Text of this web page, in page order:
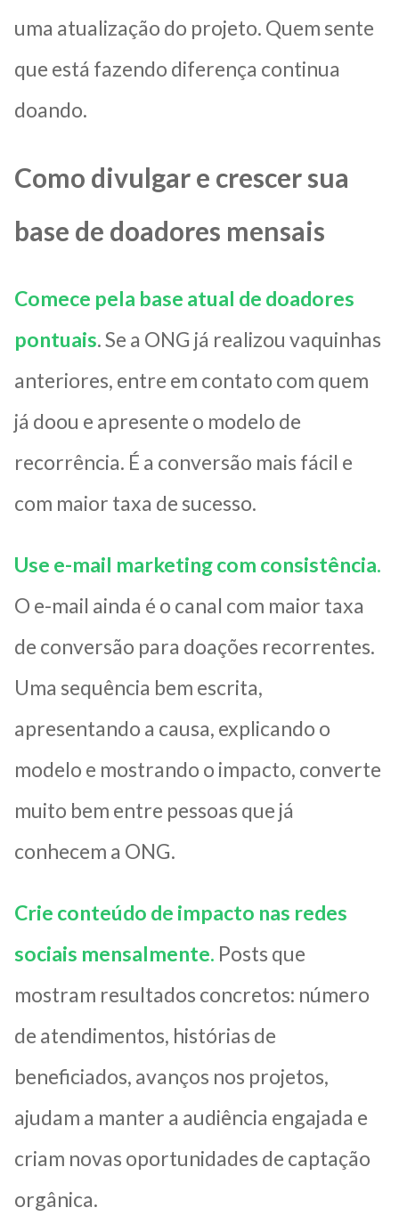
uma atualização do projeto. Quem sente
que está fazendo diferença continua
doando.
Como divulgar e crescer sua
base de doadores mensais
Comece pela base atual de doadores
pontuais. Se a ONG já realizou vaquinhas
anteriores, entre em contato com quem
já doou e apresente o modelo de
recorrência. É a conversão mais fácil e
com maior taxa de sucesso.
Use e-mail marketing com consistência.
O e-mail ainda é o canal com maior taxa
de conversão para doações recorrentes.
Uma sequência bem escrita,
apresentando a causa, explicando o
modelo e mostrando o impacto, converte
muito bem entre pessoas que já
conhecem a ONG.
Crie conteúdo de impacto nas redes
sociais mensalmente. Posts que
mostram resultados concretos: número
de atendimentos, histórias de
beneficiados, avanços nos projetos,
ajudam a manter a audiência engajada e
criam novas oportunidades de captação
orgânica.